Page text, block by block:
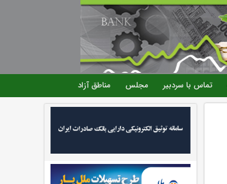
تماس با سردبیر مجلس مناطق آزاد